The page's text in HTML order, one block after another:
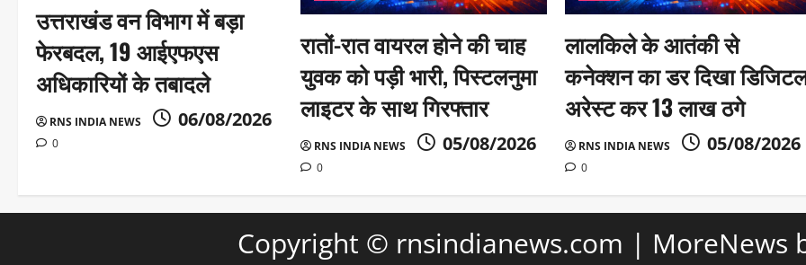
n
उत्तराखंड वन विभाग में बड़ा
फेरबदल, 19 आईएफएस
अधिकारियों के तबादले
RNS INDIA NEWS 06/08/2026
0
रातों-रात वायरल होने की चाह
युवक को पड़ी भारी, पिस्टलनुमा
लाइटर के साथ गिरफ्तार
RNS INDIA NEWS 05/08/2026
0
लालकिले के आतंकी से
कनेक्शन का डर दिखा
अरेस्ट कर 13 लाख ठगे
RNS INDIA NEWS 05/08/2026
0
Copyright © rnsindianews.com | MoreNews